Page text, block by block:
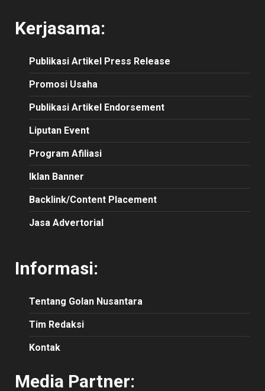
Kerjasama:
Publikasi Artikel Press Release
Promosi Usaha
Publikasi Artikel Endorsement
Liputan Event
Program Afiliasi
Iklan Banner
Backlink/Content Placement
Jasa Advertorial
Informasi:
Tentang Golan Nusantara
Tim Redaksi
Kontak
Media Partner: